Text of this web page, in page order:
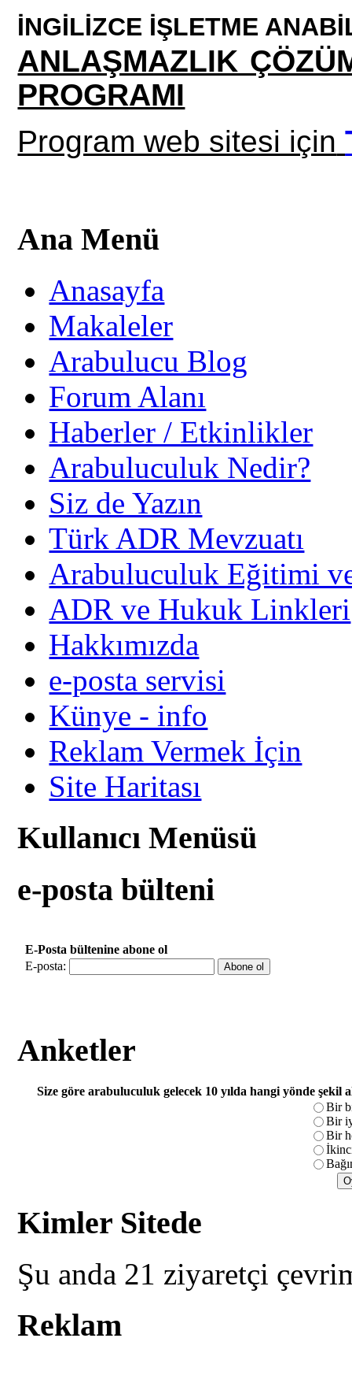
İNGİLİZCE İŞLETME
ANLAŞMAZLIK
PROGRAMI
Program web sitesi için
Ana Menü
Anasayfa
Makaleler
Arabulucu Blog
Forum Alanı
Haberler / Etkinlikler
Arabuluculuk Nedir?
Siz de Yazın
Türk ADR Mevzuatı
Arabuluculuk Eğitimi
ADR ve Hukuk Linkleri
Hakkımızda
e-posta servisi
Künye - info
Reklam Vermek İçin
Site Haritası
Kullanıcı Menüsü
e-posta bülteni
E-Posta bültenine abone ol
E-posta:
Anketler
Size göre arabuluculuk gelecek 10 yılda hangi yönde şekil
Bir
Bir
Bir
Kimler Sitede
Şu anda 21 ziyaretçi
Reklam